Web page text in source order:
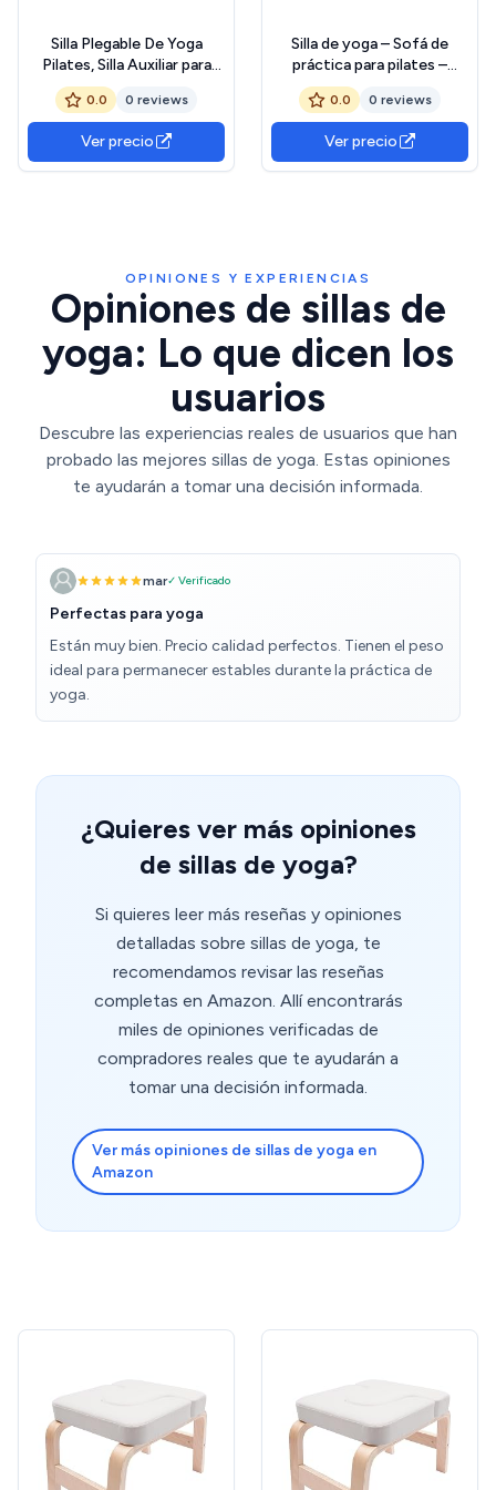
Silla Plegable De Yoga
Pilates, Silla Auxiliar para
Hogar, Silla De Yoga Iyengar
Plegable, De Metal con
Respaldo para Prácticas
Restaurativas
0.0 0 reviews
Ver precio
Silla de yoga – Sofá de
práctica para pilates –
Tumbona inflable de
entrenamiento de yoga,
sofá plegable de apoyo
para ejercicios de pilates
para viajes a casa
0.0 0 reviews
Ver precio
OPINIONES Y EXPERIENCIAS
Opiniones de sillas de
yoga: Lo que dicen los
usuarios
Descubre las experiencias reales de usuarios que han
probado las mejores sillas de yoga. Estas opiniones
te ayudarán a tomar una decisión informada.
mar✓ Verificado
Perfectas para yoga
Están muy bien. Precio calidad perfectos. Tienen el peso
ideal para permanecer estables durante la práctica de
yoga.
¿Quieres ver más opiniones
de sillas de yoga?
Si quieres leer más reseñas y opiniones
detalladas sobre sillas de yoga, te
recomendamos revisar las reseñas
completas en Amazon. Allí encontrarás
miles de opiniones verificadas de
compradores reales que te ayudarán a
tomar una decisión informada.
Ver más opiniones de sillas de yoga en
Amazon